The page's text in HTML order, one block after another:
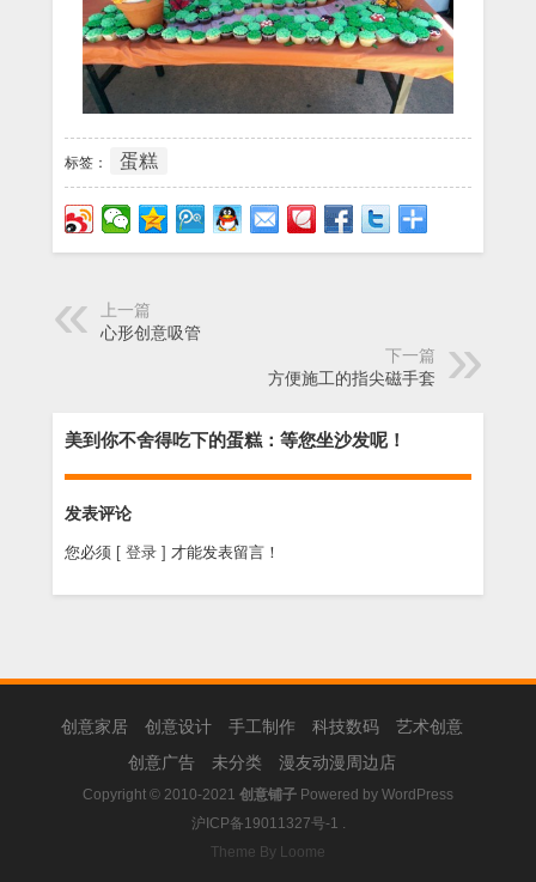
标签： 蛋糕
上一篇
心形创意吸管
下一篇
方便施工的指尖磁手套
美到你不舍得吃下的蛋糕：等您坐沙发呢！
发表评论
您必须 [ 登录 ] 才能发表留言！
创意家居 创意设计 手工制作 科技数码
艺术创意
创意广告
未分类 漫友动漫周边店
Copyright © 2010-2021 创意铺子 Powered by WordPress
沪ICP备19011327号-1
Theme By Loome